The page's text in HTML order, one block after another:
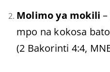
Molimo ya mokili
mpo na kokosa
(2 Bakorinti 4:4,